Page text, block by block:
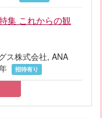
集 これからの観
ス株式会社, ANA
招待有り